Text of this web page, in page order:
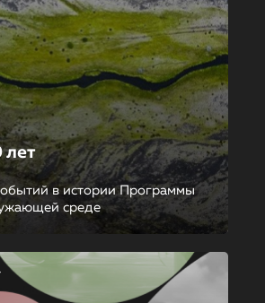
в истории Программы
среде